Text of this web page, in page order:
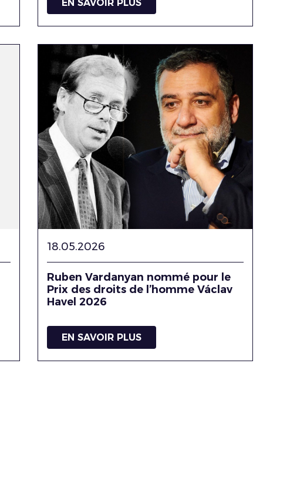
EN SAVOIR PLUS
18.05.2026
Ruben Vardanyan nommé pour le
Prix des droits de l’homme Václav
Havel 2026
EN SAVOIR PLUS